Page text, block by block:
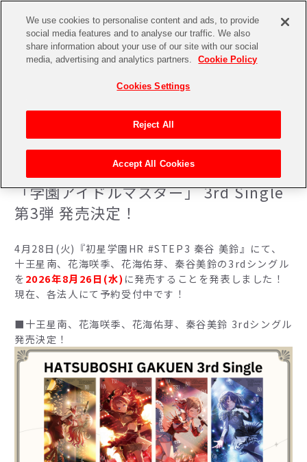
トップページ ニュース一覧
「学園アイドルマスター」 3rd Single
第3弾 発売決定！
4月28日(火)『初星学園HR #STEP3 秦谷 美鈴』にて、
十王星南、花海咲季、花海佑芽、秦谷美鈴の3rdシングル
を 2026年8月26日(水) に発売することを発表しました！
現在、各法人にて予約受付中です！
■十王星南、花海咲季、花海佑芽、秦谷美鈴 3rdシングル
発売決定！
We use cookies to personalise content and ads, to provide
social media features and to analyse our traffic. We also
share information about your use of our site with our social
media, advertising and analytics partners.
Cookie Policy
Cookies Settings
Reject All
Accept All Cookies